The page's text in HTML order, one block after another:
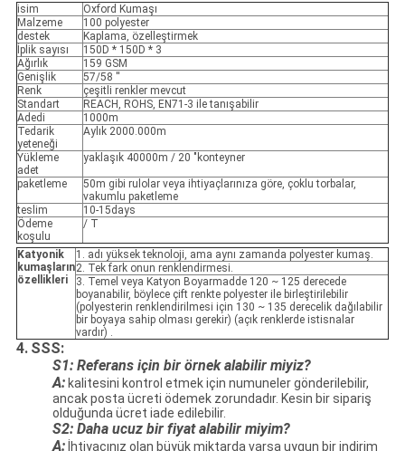
isim
Oxford Kumaşı
Malzeme
100 polyester
destek
Kaplama, özelleştirmek
İplik sayısı
150D * 150D * 3
Ağırlık
159 GSM
Genişlik
57/58 ''
Renk
çeşitli renkler mevcut
Standart
REACH, ROHS, EN71-3 ile tanışabilir
Adedi
1000m
Tedarik
yeteneği
Aylık 2000.000m
Yükleme
adet
yaklaşık 40000m / 20 "konteyner
paketleme
50m gibi rulolar veya ihtiyaçlarınıza göre, çoklu torbalar,
vakumlu paketleme
teslim
10-15days
Ödeme
koşulu
/ T
Katyonik
kumaşların
özellikleri
1. adı yüksek teknoloji, ama aynı zamanda polyester kumaş.
2. Tek fark onun renklendirmesi.
3. Temel veya Katyon Boyarmadde 120 ~ 125 derecede
boyanabilir, böylece çift renkte polyester ile birleştirilebilir
(polyesterin renklendirilmesi için 130 ~ 135 derecelik dağılabilir
bir boyaya sahip olması gerekir) (açık renklerde istisnalar
vardır) .
4. SSS:
S1: Referans için bir örnek alabilir miyiz?
A:kalitesini kontrol etmek için numuneler gönderilebilir,
ancak posta ücreti ödemek zorundadır. Kesin bir sipariş
olduğunda ücret iade edilebilir.
S2: Daha ucuz bir fiyat alabilir miyim?
A:İhtiyacınız olan büyük miktarda varsa uygun bir indirim